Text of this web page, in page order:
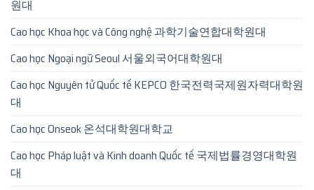
원대
Cao học Khoa học và Công nghệ 과학기술연합대학원대
Cao học Ngoại ngữ Seoul 서울외국어대학원대
Cao học Nguyên tử Quốc tế KEPCO 한국전력국제원자력대학원
대
Cao học Onseok 온석대학원대학교
Cao học Pháp luật và Kinh doanh Quốc tế 국제법률경영대학원
대